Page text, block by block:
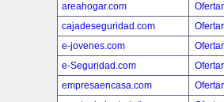
areahogar.com
cajadeseguridad.com
e-jovenes.com
e-Seguridad.com
empresaencasa.com